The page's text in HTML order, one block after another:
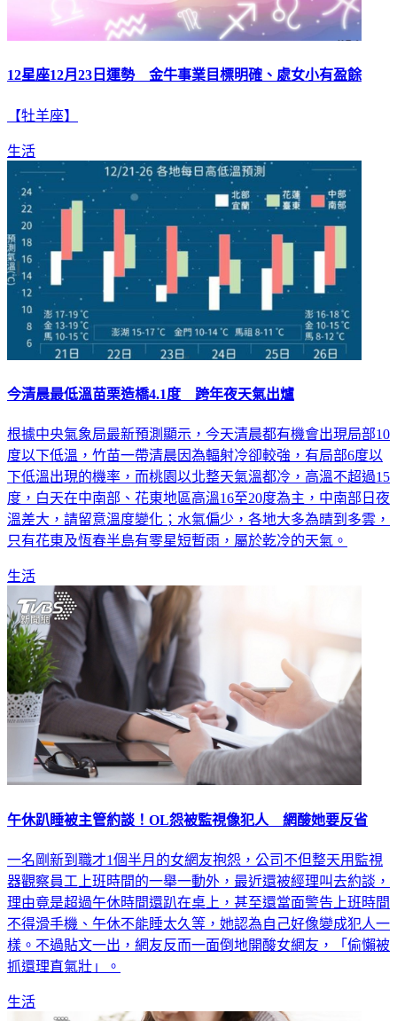
12星座12月23日運勢 金牛事業目標明確、處女小有盈餘
【牡羊座】
生活
今清晨最低溫苗栗造橋4.1度 跨年夜天氣出爐
根據中央氣象局最新預測顯示，今天清晨都有機會出現局部10
度以下低溫，竹苗一帶清晨因為輻射冷卻較強，有局部6度以
下低溫出現的機率，而桃園以北整天氣溫都冷，高溫不超過15
度，白天在中南部、花東地區高溫16至20度為主，中南部日夜
溫差大，請留意溫度變化；水氣偏少，各地大多為晴到多雲，
只有花東及恆春半島有零星短暫雨，屬於乾冷的天氣。
生活
午休趴睡被主管約談！OL怨被監視像犯人 網酸她要反省
一名剛新到職才1個半月的女網友抱怨，公司不但整天用監視
器觀察員工上班時間的一舉一動外，最近還被經理叫去約談，
理由竟是超過午休時間還趴在桌上，甚至還當面警告上班時間
不得滑手機、午休不能睡太久等，她認為自己好像變成犯人一
樣。不過貼文一出，網友反而一面倒地開酸女網友，「偷懶被
抓還理直氣壯」。
生活